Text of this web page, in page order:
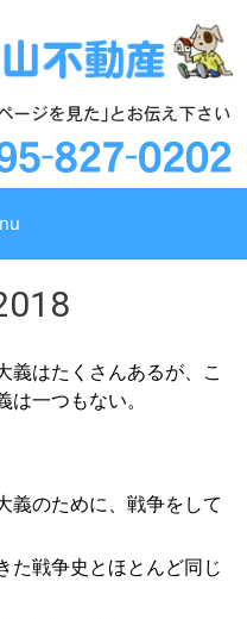
義はたくさんあるが、こ
は一つもない。
義のために、戦争をして
た戦争史とほとんど同じ